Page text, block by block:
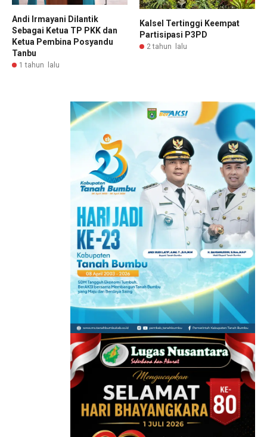
Andi Irmayani Dilantik
Sebagai Ketua TP PKK dan
Ketua Pembina Posyandu
Tanbu
1 tahun lalu
Kalsel Tertinggi Keempat
Partisipasi P3PD
2 tahun lalu